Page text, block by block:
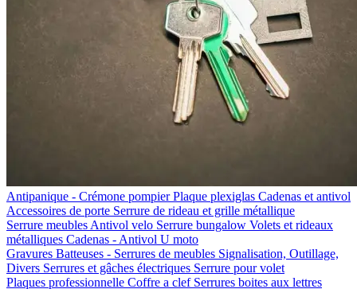
Antipanique - Crémone pompierPlaque plexiglas Cadenas et antivol
Accessoires de porte Serrure de rideau et grille métallique
Serrure meubles Antivol velo Serrure bungalow Volets et rideaux
métalliques Cadenas - Antivol U moto
Gravures Batteuses - Serrures de meubles Signalisation, Outillage,
Divers Serrures et gâches électriques Serrure pour volet
Plaques professionnelle Coffre a clef Serrures boites aux lettres